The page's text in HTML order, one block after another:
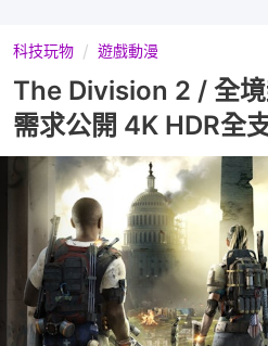
科技玩物 遊戲動漫
The Division 2 / 全
需求公開 4K HDR全